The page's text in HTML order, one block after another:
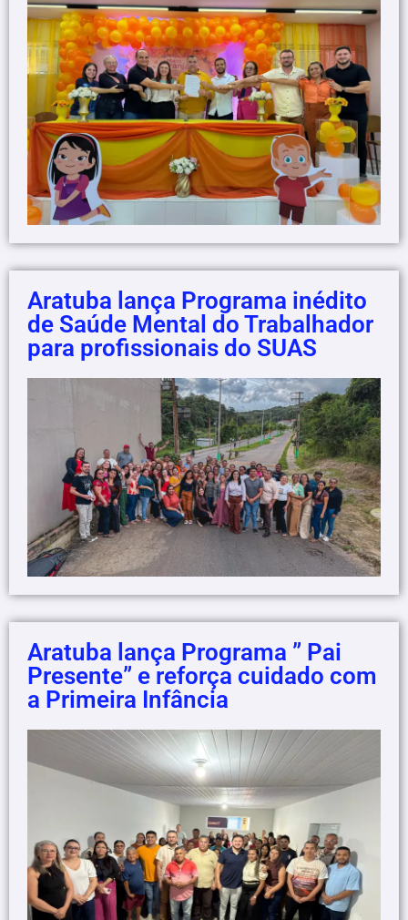
Aratuba lança Programa inédito
de Saúde Mental do Trabalhador
para profissionais do SUAS
Aratuba lança Programa ” Pai
Presente” e reforça cuidado com
a Primeira Infância